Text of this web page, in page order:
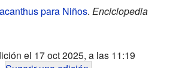
para Niños. Enciclopedia
el 17 oct 2025, a las 11:19